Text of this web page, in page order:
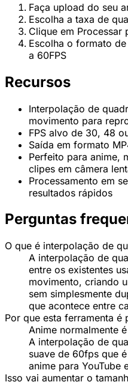
Faça upload do seu
Escolha a taxa de
Clique em Processar
Escolha o formato
a 60FPS
Recursos
Interpolação de
movimento para
FPS alvo de 30, 48
Saída em formato
Perfeito para anime,
clipes em câmera
Processamento em
resultados rápidos
Perguntas
O que é interpolação de
A interpolação de
entre os existentes
movimento, criando
sem simplesmente
que acontece entre
Por que esta ferramenta é
Anime normalmente
A interpolação de
suave de 60fps que
anime para YouTube
Isso vai aumentar o